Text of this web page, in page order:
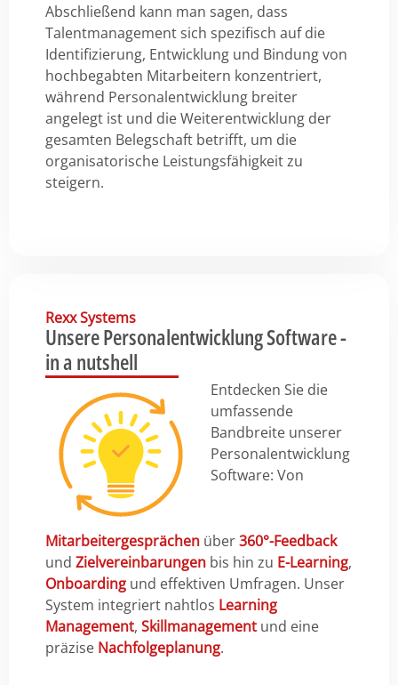
Abschließend kann man sagen, dass
Talentmanagement sich spezifisch auf die
Identifizierung, Entwicklung und Bindung von
hochbegabten Mitarbeitern konzentriert,
während Personalentwicklung breiter
angelegt ist und die Weiterentwicklung der
gesamten Belegschaft betrifft, um die
organisatorische Leistungsfähigkeit zu
steigern.
Rexx Systems
Unsere Personalentwicklung Software -
in a nutshell
Entdecken Sie die
umfassende
Bandbreite unserer
Personalentwicklung
Software: Von
Mitarbeitergesprächen über360°-Feedback
undZielvereinbarungen bis hin zu E-Learning,
Onboarding und effektiven Umfragen. Unser
System integriert nahtlos Learning
Management,Skillmanagement und eine
präzise Nachfolgeplanung.